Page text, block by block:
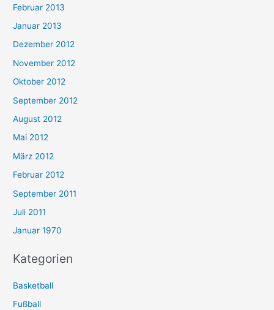
Februar 2013
Januar 2013
Dezember 2012
November 2012
Oktober 2012
September 2012
August 2012
Mai 2012
März 2012
Februar 2012
September 2011
Juli 2011
Januar 1970
Kategorien
Basketball
Fußball